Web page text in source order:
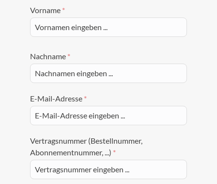
Vorname *
Nachname *
E-Mail-Adresse *
Vertragsnummer (Bestellnummer,
Abonnementnummer, ...) *